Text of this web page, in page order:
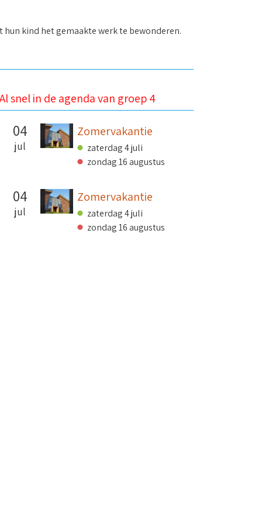
kind het gemaakte werk te bewonderen.
Al snel in de agenda van groep 4
04
jul
Zomervakantie
zaterdag 4 juli
zondag 16 augustus
04
jul
Zomervakantie
zaterdag 4 juli
zondag 16 augustus